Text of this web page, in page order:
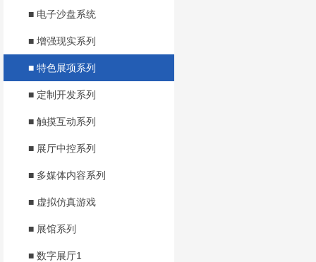
■ 电子沙盘系统
■ 增强现实系列
■ 特色展项系列
■ 定制开发系列
■ 触摸互动系列
■ 展厅中控系列
■ 多媒体内容系列
■ 虚拟仿真游戏
■ 展馆系列
■ 数字展厅1